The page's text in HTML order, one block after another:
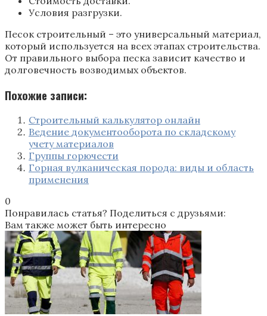
Условия разгрузки.
Песок строительный – это универсальный материал,
который используется на всех этапах строительства.
От правильного выбора песка зависит качество и
долговечность возводимых объектов.
Похожие записи:
Строительный калькулятор онлайн
Ведение документооборота по складскому
учету материалов
Группы горючести
Горная вулканическая порода: виды и область
применения
0
Понравилась статья? Поделиться с друзьями:
Вам также может быть интересно